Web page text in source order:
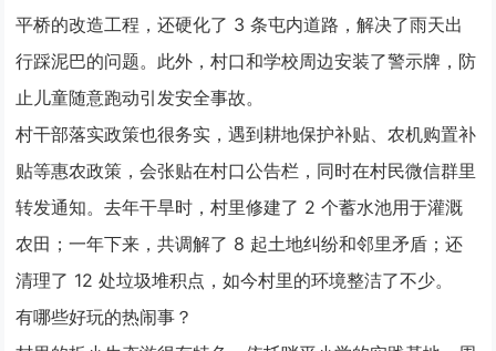
平桥的改造工程，还硬化了 3 条屯内道路，解决了雨天出
行踩泥巴的问题。此外，村口和学校周边安装了警示牌，防
止儿童随意跑动引发安全事故。
村干部落实政策也很务实，遇到耕地保护补贴、农机购置补
贴等惠农政策，会张贴在村口公告栏，同时在村民微信群里
转发通知。去年干旱时，村里修建了 2 个蓄水池用于灌溉
农田；一年下来，共调解了 8 起土地纠纷和邻里矛盾；还
清理了 12 处垃圾堆积点，如今村里的环境整洁了不少。
有哪些好玩的热闹事？